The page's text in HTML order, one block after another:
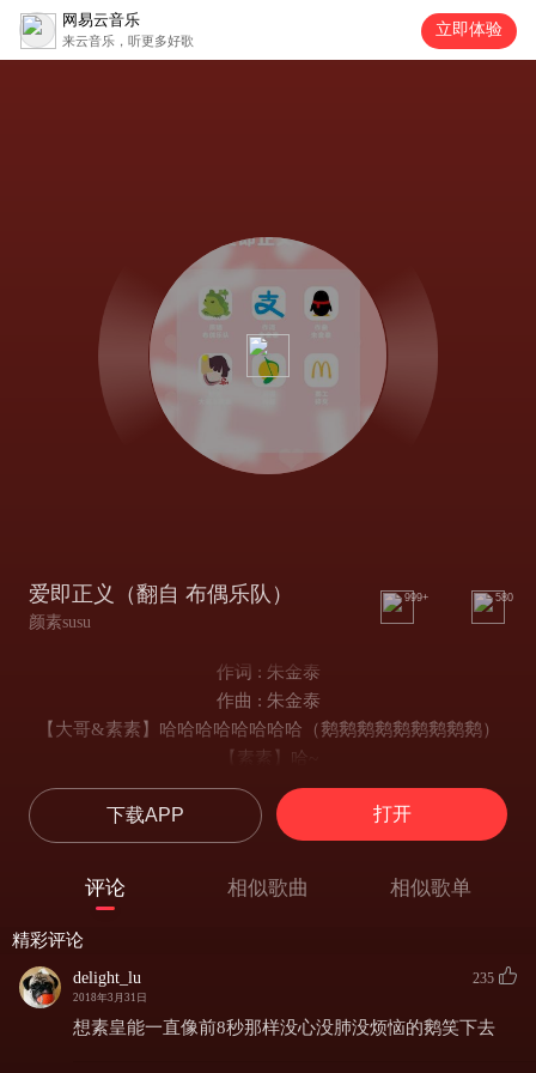
网易云音乐
来云音乐，听更多好歌
立即体验
爱即正义（翻自 布偶乐队）
颜素susu
999+ 580
作词 : 朱金泰
作曲 : 朱金泰
【大哥&素素】哈哈哈哈哈哈哈哈（鹅鹅鹅鹅鹅鹅鹅鹅鹅）
【素素】哈~
编曲：朱金泰
后期：贼恩
海报：碎夊&井秀
周末的套路 吃饭电影和奶茶
【素素】容光焕发的一天go
下载APP 打开
评论 相似歌曲 相似歌单
精彩评论
delight_lu
2018年3月31日
235
想素皇能一直像前8秒那样没心没肺没烦恼的鹅笑下去